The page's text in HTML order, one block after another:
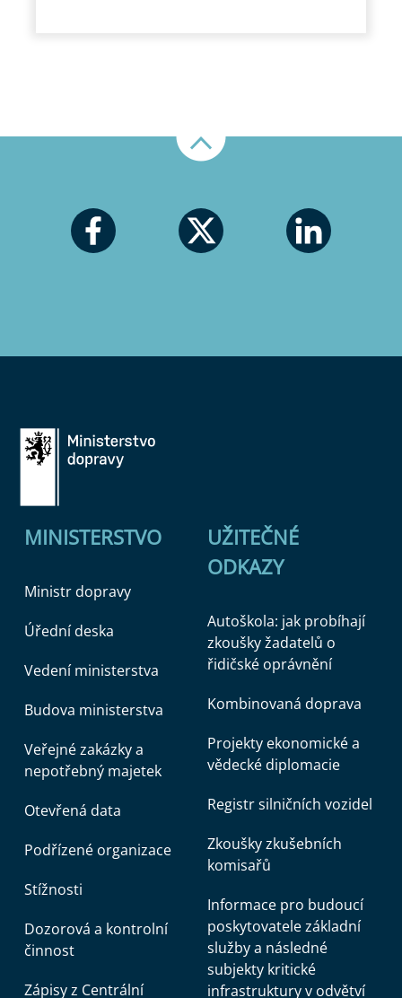
MINISTERSTVO
Ministr dopravy
Úřední deska
Vedení ministerstva
Budova ministerstva
Veřejné zakázky a
nepotřebný majetek
Otevřená data
Podřízené organizace
Stížnosti
Dozorová a kontrolní
činnost
Zápisy z Centrální
UŽITEČNÉ
ODKAZY
Autoškola: jak probíhají
zkoušky žadatelů o
řidičské oprávnění
Kombinovaná doprava
Projekty ekonomické a
vědecké diplomacie
Registr silničních vozidel
Zkoušky zkušebních
komisařů
Informace pro budoucí
poskytovatele základní
služby a následné
subjekty kritické
infrastruktury v odvětví